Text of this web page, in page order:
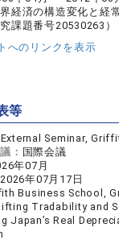
経済の構造変化と経
課題番号20530263）
へのリンクを表示
等
External Seminar,
： 国際会議
年07月
2026年07月17日
Business School,
Tradability and
Japan’s Real